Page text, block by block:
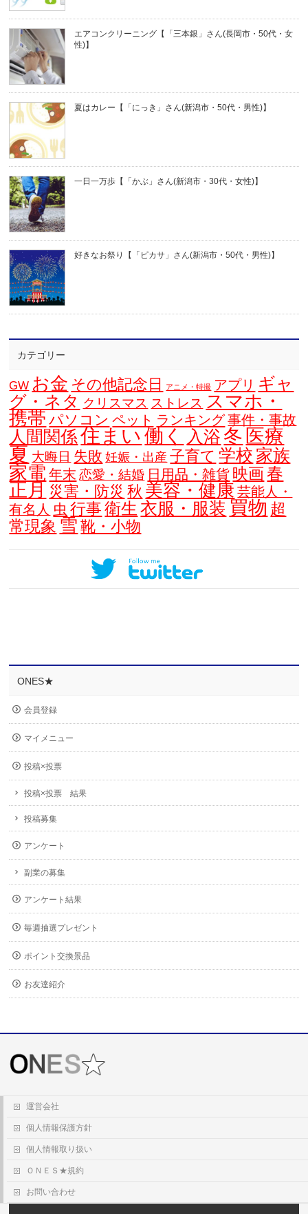
エアコンクリーニング【「三本銀」さん(長岡市・50代・女
性)】
夏はカレー【「にっき」さん(新潟市・50代・男性)】
一日一万歩【「かぶ」さん(新潟市・30代・女性)】
好きなお祭り【「ピカサ」さん(新潟市・50代・男性)】
カテゴリー
GW お金 その他記念日 アニメ・特撮 アプリ ギャ
グ・ネタ クリスマス ストレス スマホ・
携帯 パソコン ペット ランキング事件・事故
人間関係住まい 働く 入浴 冬 医療
夏 大晦日 失敗 妊娠・出産 子育て 学校 家族
家電 年末 恋愛・結婚 日用品・雑貨 映画 春
正月 災害・防災 秋 美容・健康 芸能人・
有名人 虫 行事 衛生 衣服・服装 買物 超
常現象 雪 靴・小物
ONES★
会員登録
マイメニュー
投稿×投票
投稿×投票 結果
投稿募集
アンケート
副業の募集
アンケート結果
毎週抽選プレゼント
ポイント交換景品
お友達紹介
運営会社
個人情報保護方針
個人情報取り扱い
ＯＮＥＳ★規約
お問い合わせ